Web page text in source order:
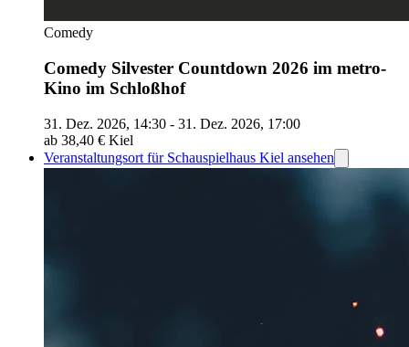
Comedy
Comedy Silvester Countdown 2026 im metro-
Kino im Schloßhof
31. Dez. 2026, 14:30 - 31. Dez. 2026, 17:00
ab 38,40 € Kiel
Veranstaltungsort für Schauspielhaus Kiel ansehen